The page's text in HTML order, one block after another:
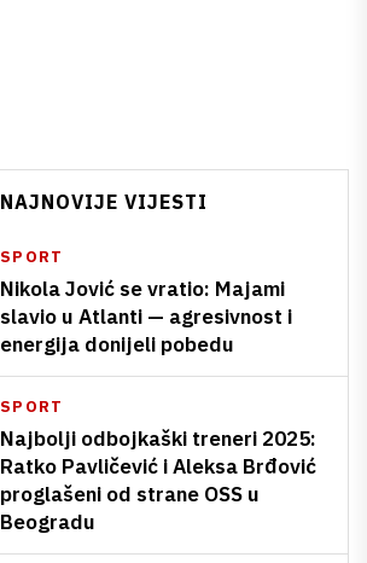
NAJNOVIJE VIJESTI
SPORT
Nikola Jović se vratio: Majami
slavio u Atlanti — agresivnost i
energija donijeli pobedu
SPORT
Najbolji odbojkaški treneri 2025:
Ratko Pavličević i Aleksa Brđović
proglašeni od strane OSS u
Beogradu